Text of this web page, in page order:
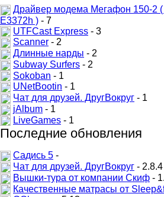
Драйвер модема Мегафон 150-2 (
E3372h ) - 7
UTFCast Express - 3
Scanner - 2
Длинные нарды - 2
Subway Surfers - 2
Sokoban - 1
UNetBootin - 1
Чат для друзей. ДругВокруг - 1
jAlbum - 1
LiveGames - 1
Последние обновления
Садись 5 -
Чат для друзей. ДругВокруг - 2.8.4
Вышки-тура от компании Скиф -
Качественные матрасы от